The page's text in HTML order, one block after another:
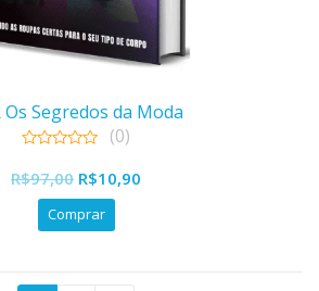
Os Segredos da Moda
out
of
(0)
R$97,00 O
preço
original
R$10,90
Comprar